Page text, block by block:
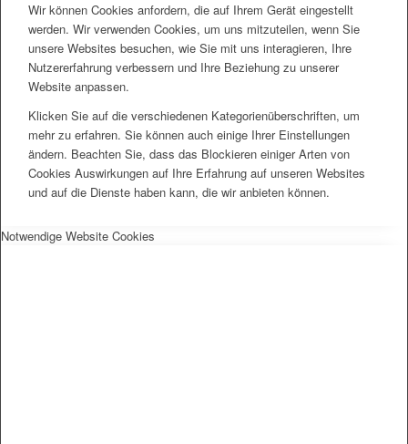
Wir können Cookies anfordern, die auf Ihrem Gerät eingestellt
werden. Wir verwenden Cookies, um uns mitzuteilen, wenn Sie
unsere Websites besuchen, wie Sie mit uns interagieren, Ihre
Nutzererfahrung verbessern und Ihre Beziehung zu unserer
Website anpassen.
Klicken Sie auf die verschiedenen Kategorienüberschriften, um
mehr zu erfahren. Sie können auch einige Ihrer Einstellungen
ändern. Beachten Sie, dass das Blockieren einiger Arten von
Cookies Auswirkungen auf Ihre Erfahrung auf unseren Websites
und auf die Dienste haben kann, die wir anbieten können.
Notwendige Website Cookies